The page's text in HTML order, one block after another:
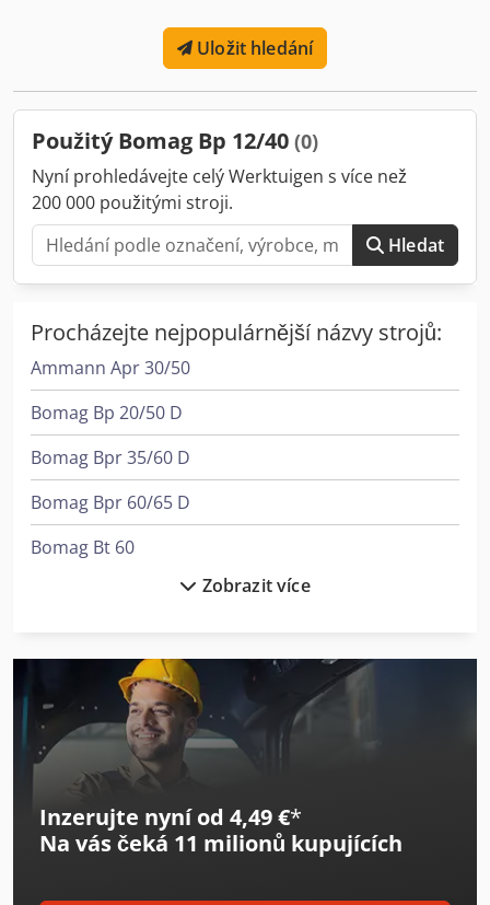
Uložit hledání
Použitý Bomag Bp 12/40 (0)
Nyní prohledávejte celý Werktuigen s více než
200 000 použitými stroji.
Hledat
Procházejte nejpopulárnější názvy strojů:
Ammann Apr 30/50
Bomag Bp 20/50 D
Bomag Bpr 35/60 D
Bomag Bpr 60/65 D
Bomag Bt 60
Bomag Bw 100 Ad-5
Bomag Bw 213 D-5
Bomag Bw 65 H
Bomag Vibrační Deska
Bomar Basicut 275.230 Dg
Zobrazit více
Inzerujte nyní od 4,49 €*
Na vás čeká 11 milionů kupujících